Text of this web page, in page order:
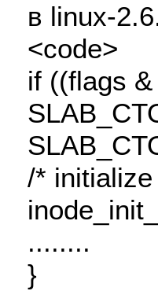
в linux-
<code>
if ((flags
/*
........
}